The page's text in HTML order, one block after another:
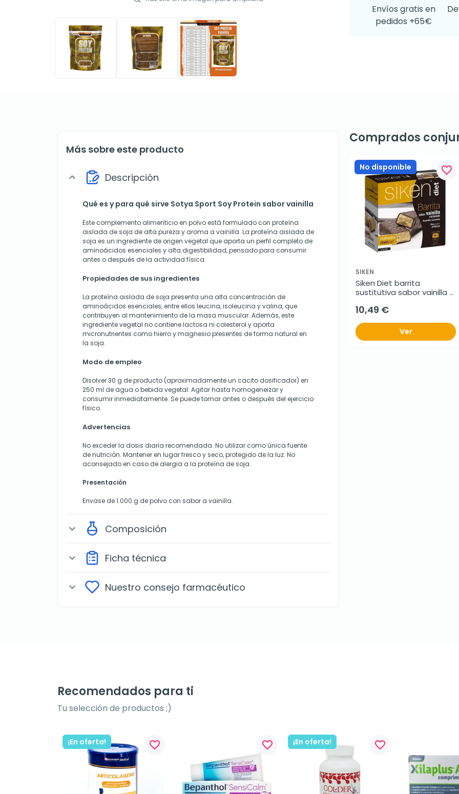
Envíos gratis en
pedidos +65€
Más sobre este producto
expand_more Descripción
Qué es y para qué sirve Sotya Sport Soy Protein sabor vainilla
Este complemento alimenticio en polvo está formulado con proteína
aislada de soja de alta pureza y aroma a vainilla. La proteína aislada de
soja es un ingrediente de origen vegetal que aporta un perfil completo de
aminoácidos esenciales y alta digestibilidad, pensado para consumir
antes o después de la actividad física.
Propiedades de sus ingredientes
La proteína aislada de soja presenta una alta concentración de
aminoácidos esenciales, entre ellos leucina, isoleucina y valina, que
contribuyen al mantenimiento de la masa muscular. Además, este
ingrediente vegetal no contiene lactosa ni colesterol y aporta
micronutrientes como hierro y magnesio presentes de forma natural en
la soja.
Modo de empleo
Disolver 30 g de producto (aproximadamente un cacito dosificador) en
250 ml de agua o bebida vegetal. Agitar hasta homogeneizar y
consumir inmediatamente. Se puede tomar antes o después del ejercicio
físico.
Advertencias
No exceder la dosis diaria recomendada. No utilizar como única fuente
de nutrición. Mantener en lugar fresco y seco, protegido de la luz. No
aconsejado en caso de alergia a la proteína de soja.
Presentación
Envase de 1.000 g de polvo con sabor a vainilla.
expand_more Composición
expand_more Ficha técnica
expand_more Nuestro consejo farmacéutico
Comprados
No disponible favorite_border
SIKEN
Siken Diet barrita
sustitutiva sabor vainilla
10,49 €
Ver
Recomendados para ti
Tu selección de productos ;)
¡En oferta! favorite_border favorite_border ¡En oferta! favorite_border